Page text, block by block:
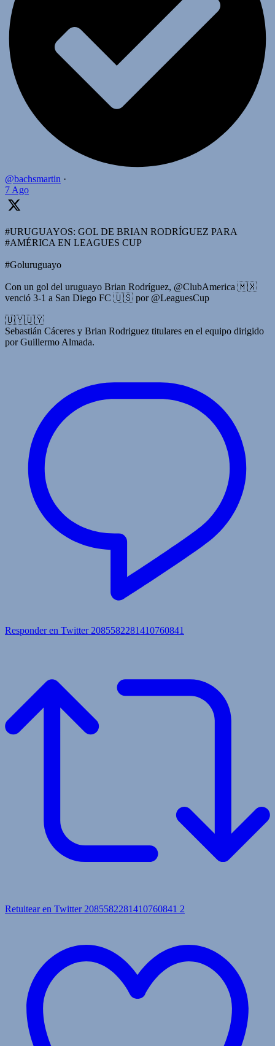
@bachsmartin ·
7 Ago
#URUGUAYOS: GOL DE BRIAN RODRÍGUEZ PARA
#AMÉRICA EN LEAGUES CUP
#Goluruguayo
Con un gol del uruguayo Brian Rodríguez, @ClubAmerica 🇲🇽
venció 3-1 a San Diego FC 🇺🇸 por @LeaguesCup
🇺🇾🇺🇾
Sebastián Cáceres y Brian Rodriguez titulares en el equipo dirigido
por Guillermo Almada.
Responder en Twitter 2085582281410760841
Retuitear en Twitter 2085582281410760841 2